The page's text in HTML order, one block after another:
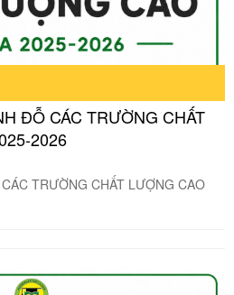
ĐỖ CÁC TRƯỜNG CHẤT
2026
TRƯỜNG CHẤT LƯỢNG CAO